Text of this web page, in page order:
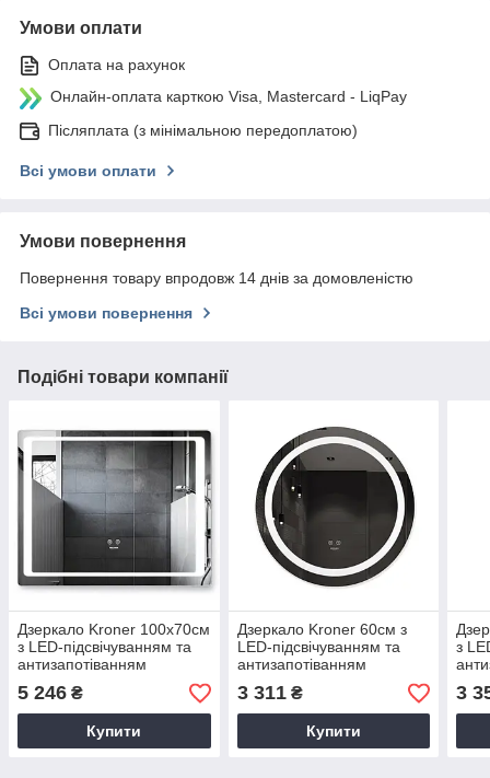
Умови оплати
Оплата на рахунок
Онлайн-оплата карткою Visa, Mastercard - LiqPay
Післяплата (з мінімальною передоплатою)
Всі умови оплати
Умови повернення
Повернення товару впродовж 14 днів за домовленістю
Всі умови повернення
Подібні товари компанії
Дзеркало Kroner 100х70см
з LED-підсвічуванням та
антизапотіванням
5 246 ₴
Купити
Дзеркало Kroner 60см з
LED-підсвічуванням та
антизапотіванням
3 311₴
Купити
з
3